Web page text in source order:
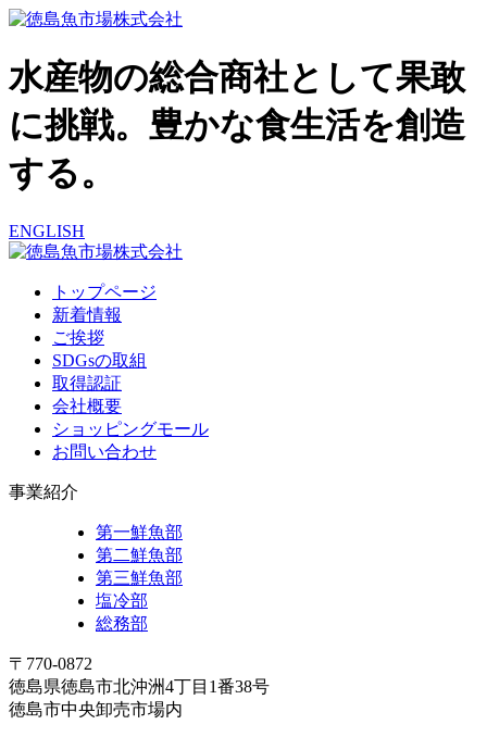
水産物の総合商社として果敢
に挑戦。豊かな食生活を創造
する。
ENGLISH
トップページ
新着情報
ご挨拶
SDGsの取組
取得認証
会社概要
ショッピングモール
お問い合わせ
事業紹介
第一鮮魚部
第二鮮魚部
第三鮮魚部
塩冷部
総務部
〒770-0872
徳島県徳島市北沖洲4丁目1番38号
徳島市中央卸売市場内